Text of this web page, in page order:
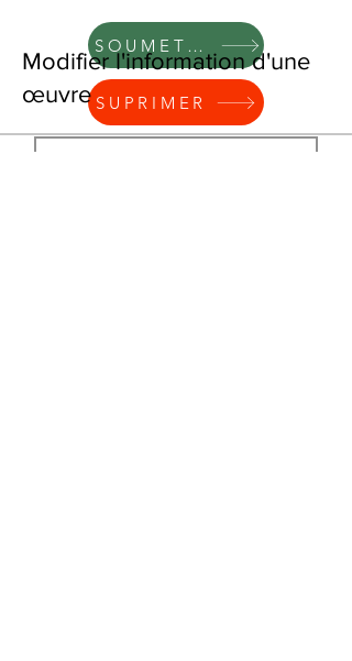
SOUMETTRE
SUPRIMER
Modifier l'information d'une
œuvre